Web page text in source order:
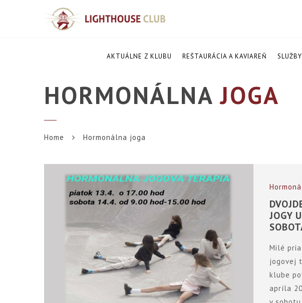
AKTUÁLNE Z KLUBU REŠTAURÁCIA A KAVIAREŇ
HORMONÁLNA JOGA
Home Hormonálna joga
JOGY
Milé
jogovej
klube
apríla